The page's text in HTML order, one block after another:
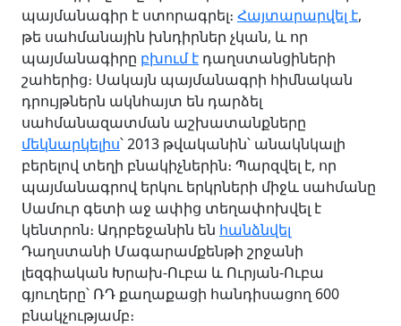
պայմանագիր է ստորագրել։ Հայտարարվել է,
թե սահմանային խնդիրներ չկան, և որ
պայմանագիրը բխում է դաղստանցիների
շահերից։ Սակայն պայմանագրի հիմնական
դրույթներն ակնհայտ են դարձել
սահմանազատման աշխատանքները
մեկնարկելիս՝ 2013 թվականին՝ անակնկալի
բերելով տեղի բնակիչներին։ Պարզվել է, որ
պայմանագրով երկու երկրների միջև սահմանը
Սամուր գետի աջ ափից տեղափոխվել է
կենտրոն։ Ադրբեջանին են հանձնվել
Դաղստանի Մագարամքենթի շրջանի
լեզգիական Խրախ-Ուբա և Ուրյան-Ուբա
գյուղերը՝ ՌԴ քաղաքացի հանդիսացող 600
բնակչությամբ։